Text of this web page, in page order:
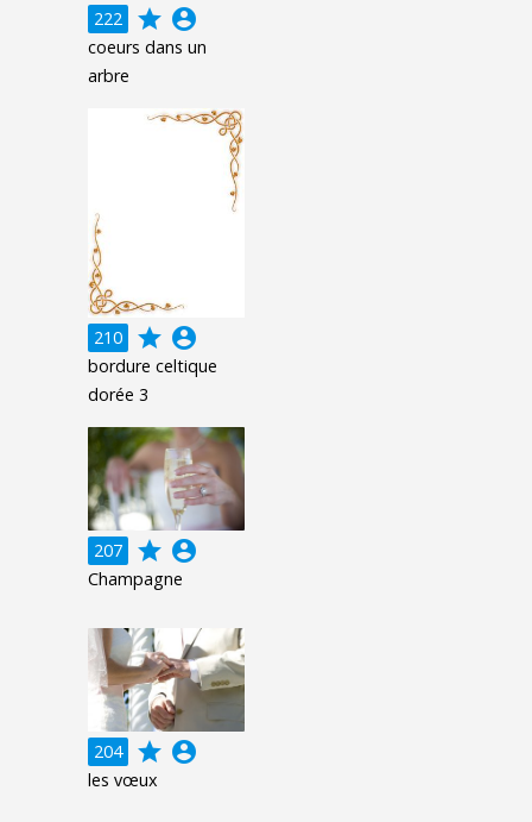
222 grade account_circle
coeurs dans un
arbre
210 grade account_circle
bordure celtique
dorée 3
207 grade account_circle
Champagne
204 grade account_circle
les vœux